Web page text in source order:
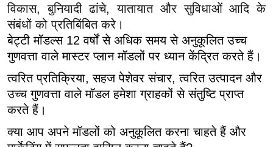
विकास, बुनियादी ढांचे, यातायात और सुविधाओं आदि के
संबंधों को प्रतिबिंबित करे।
बेट्टी मॉडल्स 12 वर्षों से अधिक समय से अनुकूलित उच्च
गुणवत्ता वाले मास्टर प्लान मॉडलों पर ध्यान केंद्रित करते हैं।
त्वरित प्रतिक्रिया, सहज पेशेवर संचार, त्वरित उत्पादन और
उच्च गुणवत्ता वाले मॉडल हमेशा ग्राहकों से संतुष्टि प्राप्त
करते हैं।
क्या आप अपने मॉडलों को अनुकूलित करना चाहते हैं और